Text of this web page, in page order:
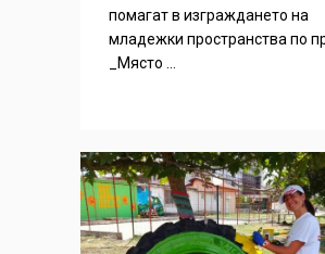
помагат в изграждането на
младежки пространства по
_Място ...